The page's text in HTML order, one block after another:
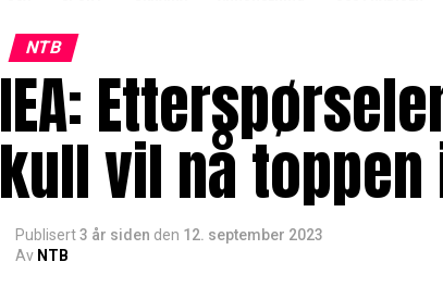
NTB
IEA:
kull vil nå toppen
Publisert3 år siden den 12. september 2023
Av NTB